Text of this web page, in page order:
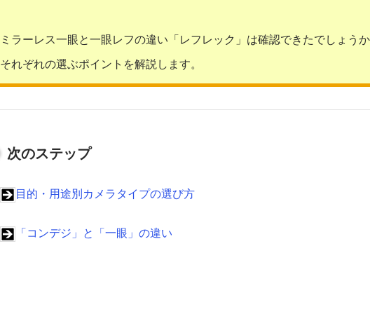
ミラーレス一眼と一眼レフの違い「レフレック」は確認できたでしょうか
それぞれの選ぶポイントを解説します。
次のステップ
目的・用途別カメラタイプの選び方
「コンデジ」と「一眼」の違い